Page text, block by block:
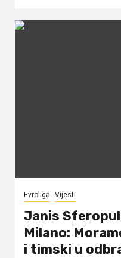
Evroliga Vijesti
Janis
Milano:
i timski u